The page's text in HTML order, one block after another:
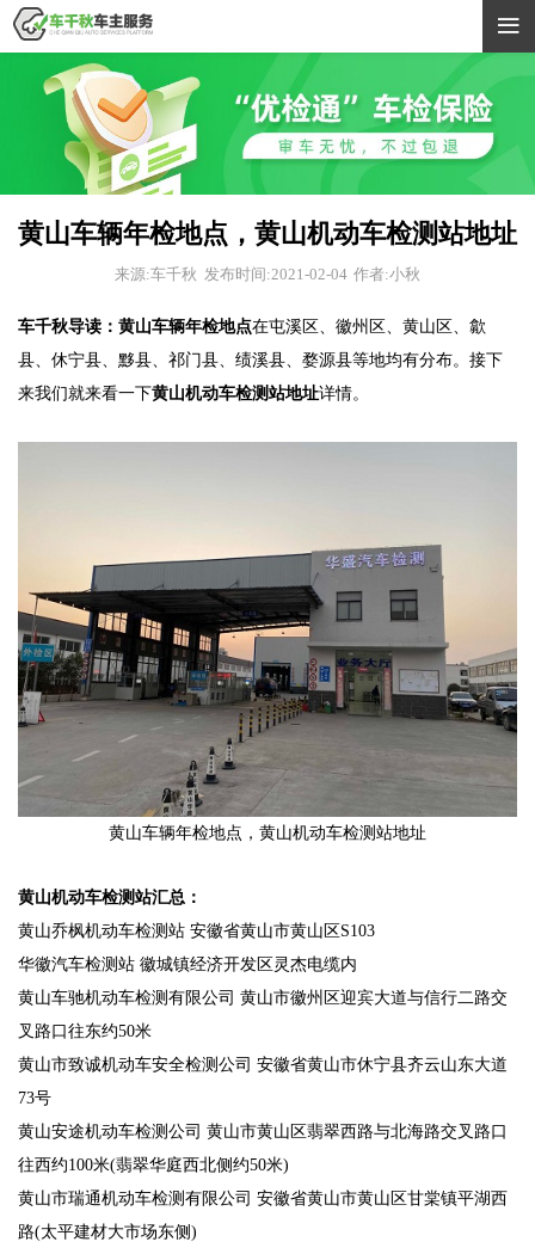

黄山车辆年检地点，黄山机动车检测站地址
来源:车千秋 发布时间:2021-02-04 作者:小秋
车千秋导读：黄山车辆年检地点在屯溪区、徽州区、黄山区、歙
县、休宁县、黟县、祁门县、绩溪县、婺源县等地均有分布。接下
来我们就来看一下黄山机动车检测站地址详情。
黄山车辆年检地点，黄山机动车检测站地址
黄山机动车检测站汇总：
黄山乔枫机动车检测站 安徽省黄山市黄山区S103
华徽汽车检测站 徽城镇经济开发区灵杰电缆内
黄山车驰机动车检测有限公司 黄山市徽州区迎宾大道与信行二路交
叉路口往东约50米
黄山市致诚机动车安全检测公司 安徽省黄山市休宁县齐云山东大道
73号
黄山安途机动车检测公司 黄山市黄山区翡翠西路与北海路交叉路口
往西约100米(翡翠华庭西北侧约50米)
黄山市瑞通机动车检测有限公司 安徽省黄山市黄山区甘棠镇平湖西
路(太平建材大市场东侧)